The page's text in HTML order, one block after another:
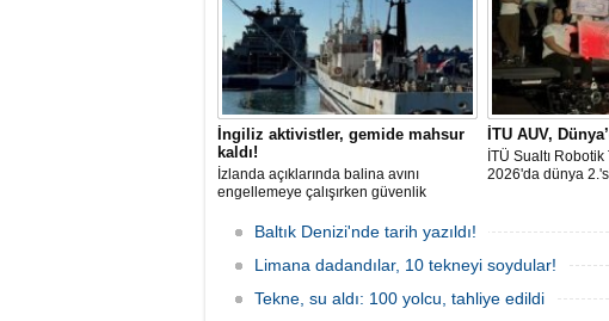
İngiliz aktivistler, gemide mahsur
kaldı!
İzlanda açıklarında balina avını
engellemeye çalışırken güvenlik
protesto gemisindeki 21 çevre aktivisti,
günlerdir gemiden çıkmalarına izin
verilmediğini ve temel haklarının ihlal
Britanyalı aktivist de bulunuyor.
İTU AUV,
İTÜ Sualtı Robotik
2026'da dünya
Baltık Denizi'nde tarih yazıldı!
Limana dadandılar, 10 tekneyi soydular!
Tekne, su aldı: 100 yolcu, tahliye edildi